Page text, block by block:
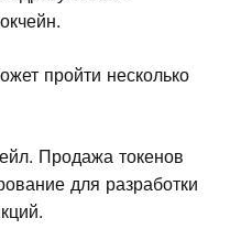
пройти несколько
Продажа токенов
для разработки